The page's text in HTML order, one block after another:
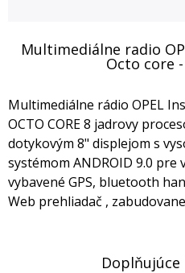
Multimediálne radio
Octo core
Multimediálne rádio OPEL
OCTO CORE 8 jadrovy
dotykovým 8" displejom s
systémom ANDROID 9.0 pre
vybavené GPS, bluetooth
Web prehliadač ,